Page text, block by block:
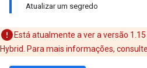
Atualizar um segredo
Está atualmente a ver a versão
Hybrid. Para mais informações, consulte